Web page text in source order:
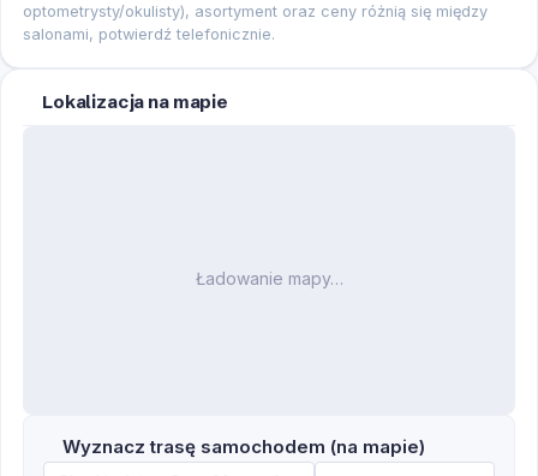
optometrysty/okulisty), asortyment oraz ceny różnią się między
salonami, potwierdź telefonicznie.
Lokalizacja na mapie
Ładowanie mapy…
Wyznacz trasę samochodem (na mapie)